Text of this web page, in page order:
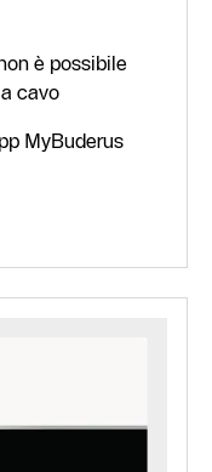
è possibile
cavo
MyBuderus